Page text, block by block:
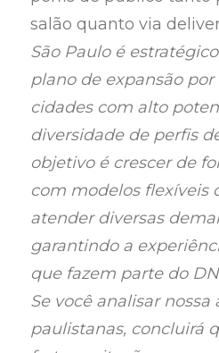
salão quanto via
São Paulo é
plano de expansão
cidades com alto
diversidade de perfis
objetivo é crescer de
com modelos flexíveis
atender diversas
garantindo a
que fazem parte do
Se você analisar
paulistanas, concluirá